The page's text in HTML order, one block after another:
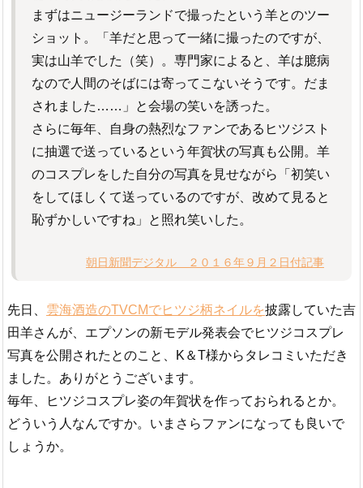
まずはニュージーランドで撮ったという羊とのツー
ショット。「羊だと思って一緒に撮ったのですが、
実は山羊でした（笑）。専門家によると、羊は臆病
なので人間のそばには寄ってこないそうです。だま
されました……」と会場の笑いを誘った。
さらに毎年、自身の熱烈なファンであるヒツジスト
に抽選で送っているという年賀状の写真も公開。羊
のコスプレをした自分の写真を見せながら「初笑い
をしてほしくて送っているのですが、改めて見ると
恥ずかしいですね」と照れ笑いした。
朝日新聞デジタル ２０１６年９月２日付記事
先日、 雲海酒造のTVCMでヒツジ柄ネイルを披露していた吉
田羊さんが、エプソンの新モデル発表会でヒツジコスプレ
写真を公開されたとのこと、K＆T様からタレコミいただき
ました。ありがとうございます。
毎年、ヒツジコスプレ姿の年賀状を作っておられるとか。
どういう人なんですか。いまさらファンになっても良いで
しょうか。